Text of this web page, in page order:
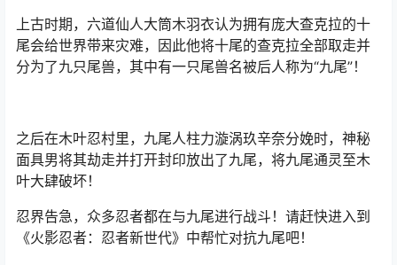
上古时期，六道仙人大筒木羽衣认为拥有庞大查克拉的十
尾会给世界带来灾难，因此他将十尾的查克拉全部取走并
分为了九只尾兽，其中有一只尾兽名被后人称为“九尾”！
之后在木叶忍村里，九尾人柱力漩涡玖辛奈分娩时，神秘
面具男将其劫走并打开封印放出了九尾，将九尾通灵至木
叶大肆破坏！
忍界告急，众多忍者都在与九尾进行战斗！请赶快进入到
《火影忍者：忍者新世代》中帮忙对抗九尾吧！